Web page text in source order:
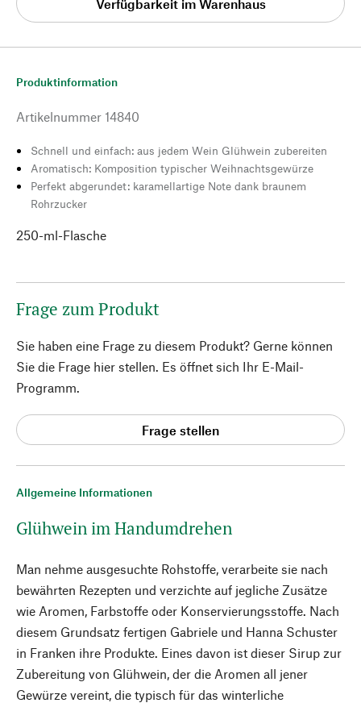
Verfügbarkeit im Warenhaus
Allgemeine Informationen
Glühwein im Handumdrehen
Man nehme ausgesuchte Rohstoffe, verarbeite sie nach
bewährten Rezepten und verzichte auf jegliche Zusätze
wie Aromen, Farbstoffe oder Konservierungsstoffe. Nach
diesem Grundsatz fertigen Gabriele und Hanna Schuster
in Franken ihre Produkte. Eines davon ist dieser Sirup zur
Zubereitung von Glühwein, der die Aromen all jener
Gewürze vereint, die typisch für das winterliche
Produktinformation
Artikelnummer 14840
Schnell und einfach: aus jedem Wein Glühwein zubereiten
Aromatisch: Komposition typischer Weihnachtsgewürze
Perfekt abgerundet: karamellartige Note dank braunem
Rohrzucker
250-ml-Flasche
Frage zum Produkt
Sie haben eine Frage zu diesem Produkt? Gerne können
Sie die Frage hier stellen. Es öffnet sich Ihr E-Mail-
Programm.
Frage stellen